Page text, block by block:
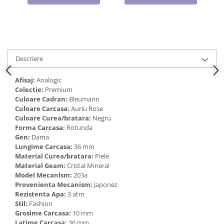
Cadouri pentru Doctori
Descriere
Afisaj: Analogic
Colectie: Premium
Culoare Cadran: Bleumarin
Culoare Carcasa: Auriu Rose
Culoare Curea/bratara: Negru
Forma Carcasa: Rotunda
Gen: Dama
Lungime Carcasa: 36 mm
Material Curea/bratara: Piele
Material Geam: Cristal Mineral
Model Mecanism: 203a
Provenienta Mecanism: Japonez
Rezistenta Apa: 3 atm
Stil: Fashion
Grosime Carcasa: 10 mm